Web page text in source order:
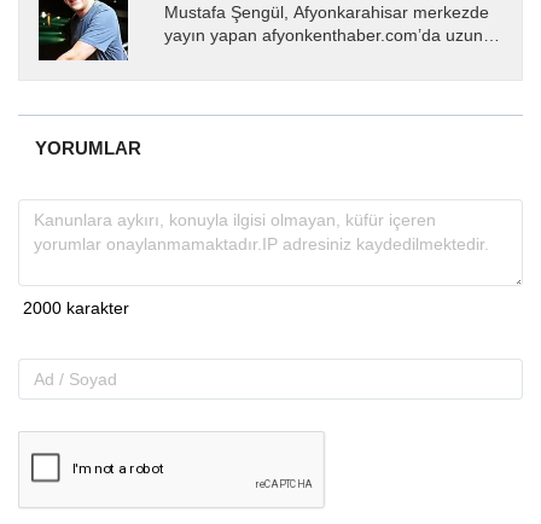
Mustafa Şengül, Afyonkarahisar merkezde
yayın yapan afyonkenthaber.com’da uzun
almakta, haber akışı...
YORUMLAR